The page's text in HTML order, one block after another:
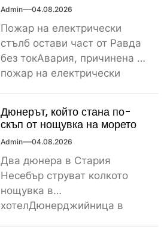
Admin 04.08.2026
Пожар на електрически
стълб остави част от Равда
без токАвария, причинена от
пожар на електрически
Дюнерът, който стана по-
скъп от нощувка на морето
Admin 04.08.2026
Два дюнера в Стария
Несебър струват колкото
нощувка в
хотелДюнерджийница в